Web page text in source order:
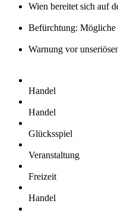
Wien bereitet sich auf
Befürchtung: Mögliche
Warnung vor
Handel
Handel
Glücksspiel
Veranstaltung
Freizeit
Handel